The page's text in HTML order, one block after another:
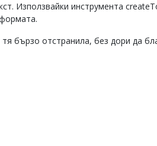
Използвайки инструмента
бързо отстранила, без дори да